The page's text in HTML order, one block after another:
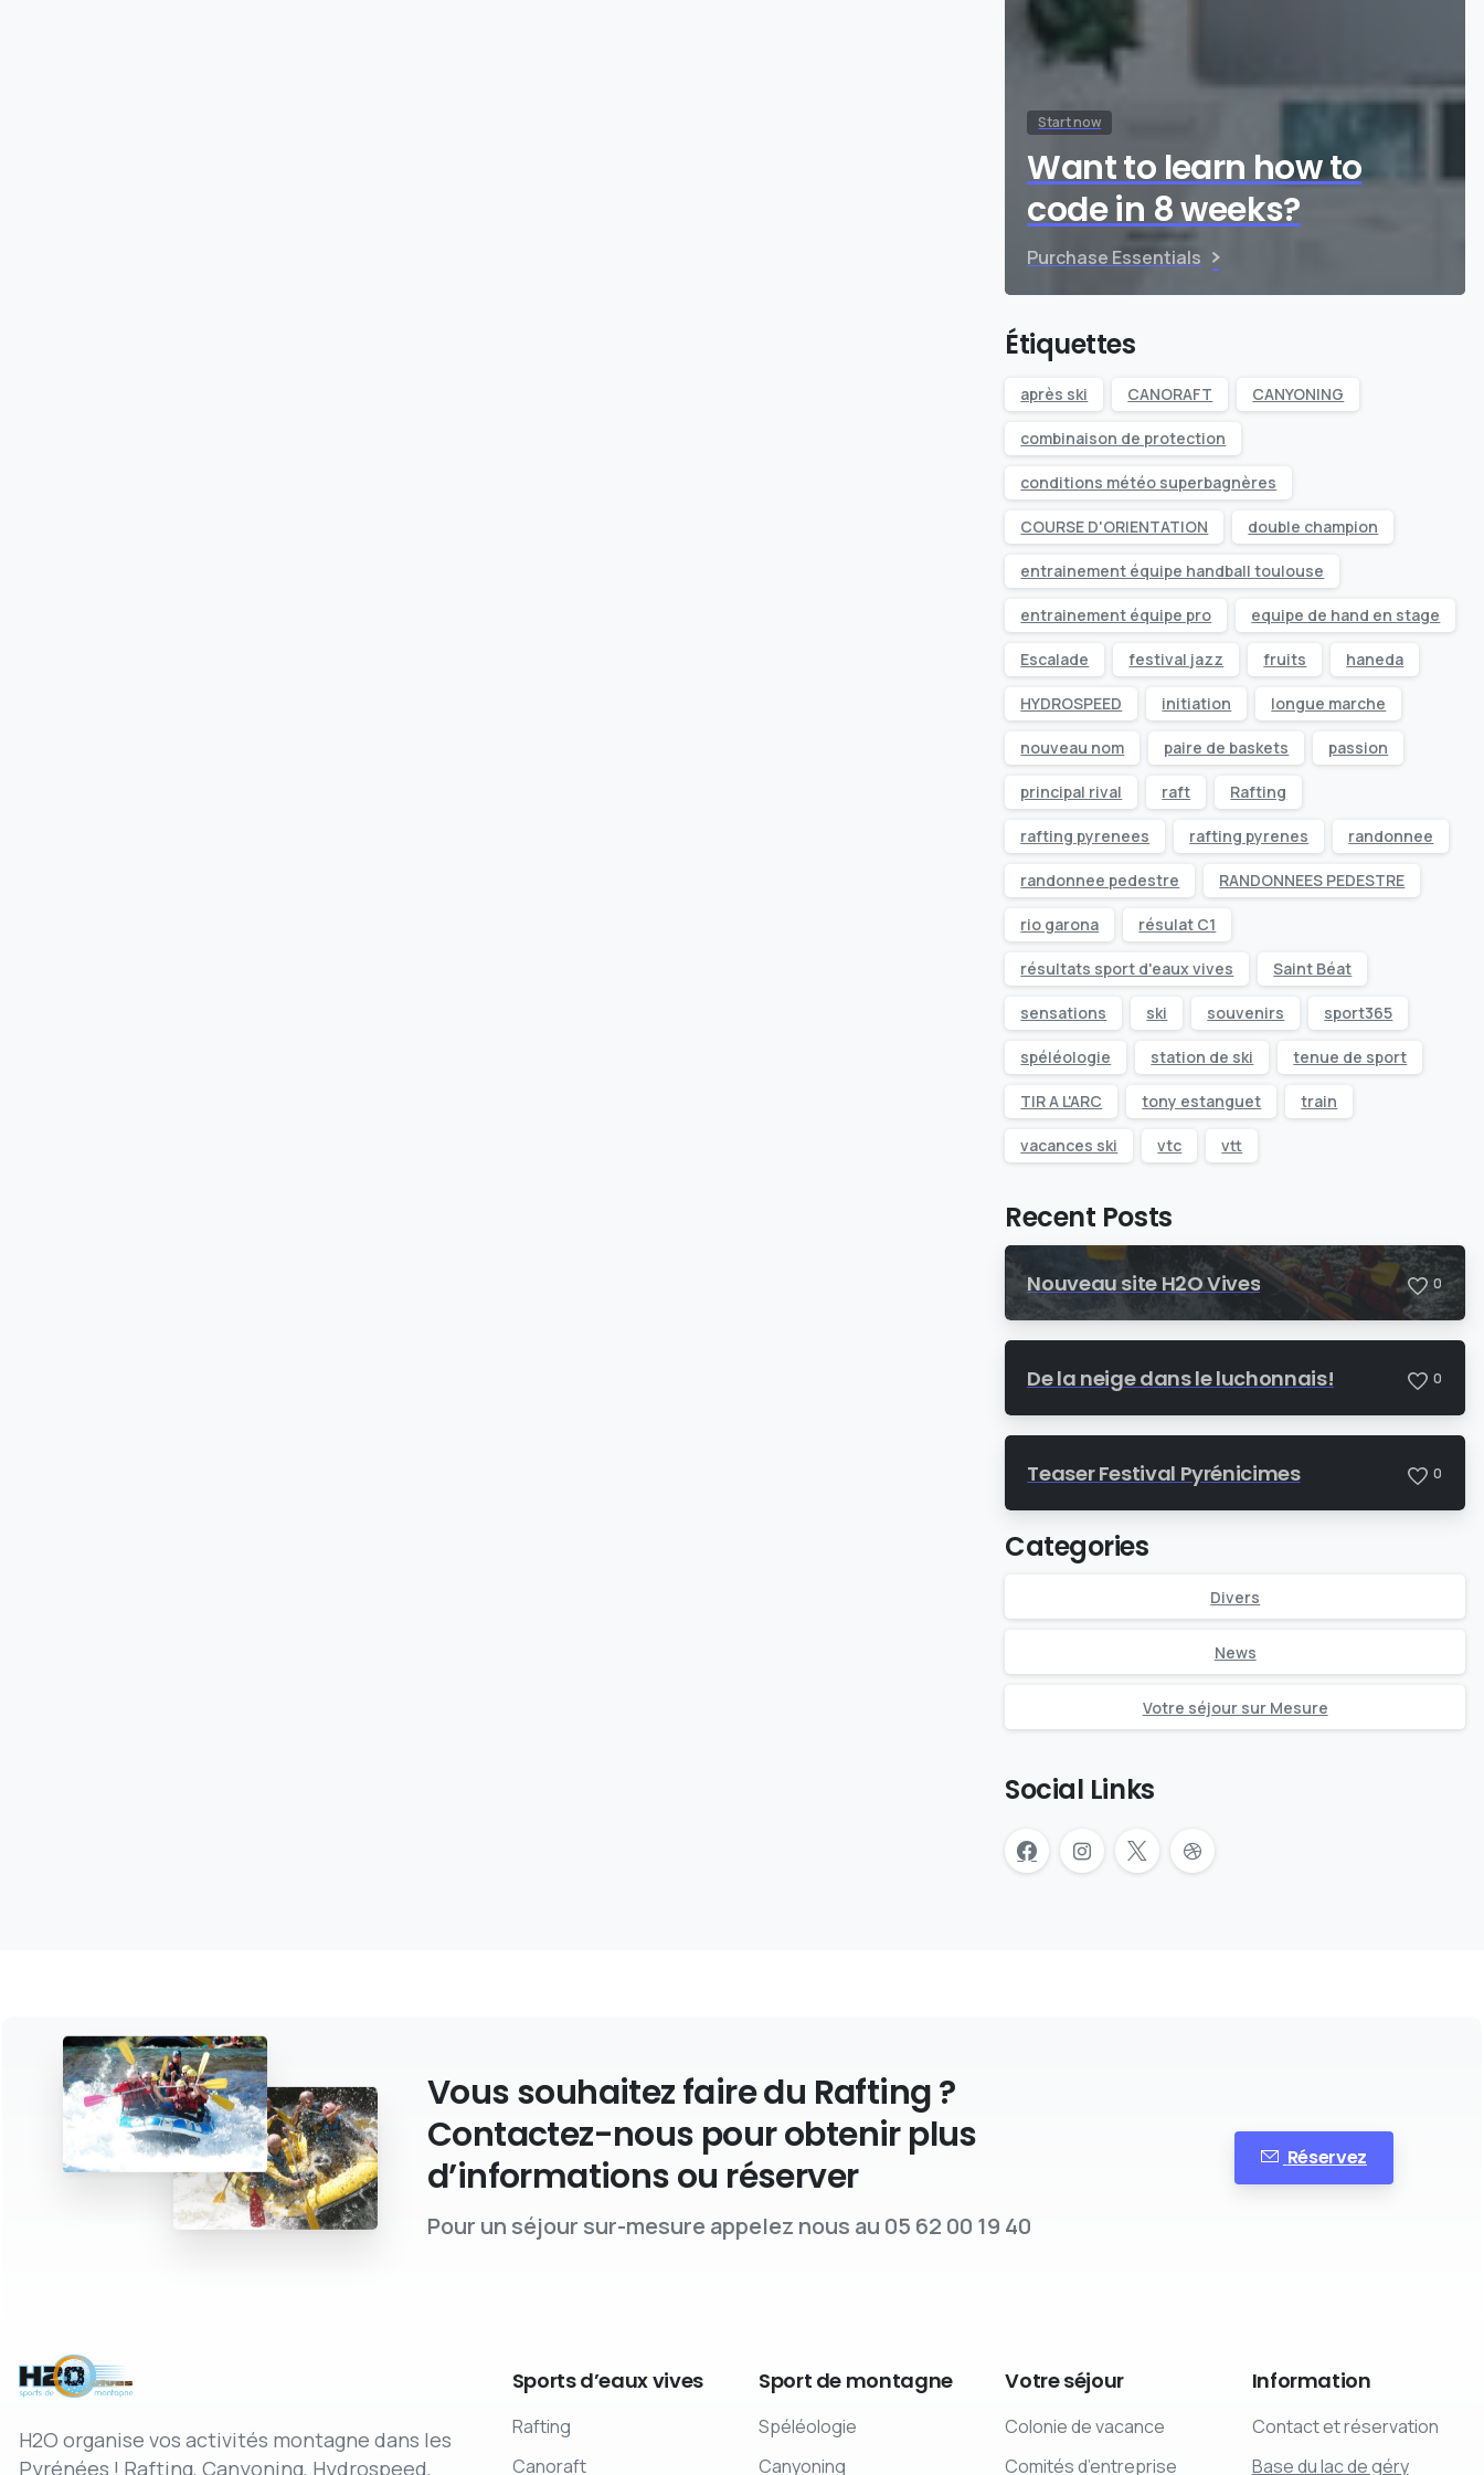
Start now
Want to learn how to
code in 8 weeks?
Purchase Essentials
Étiquettes
après ski CANORAFT CANYONING
combinaison de protection
conditions météo superbagnères
COURSE D'ORIENTATION double champion
entrainement équipe handball toulouse
entrainement équipe pro equipe de hand en stage
Escalade festival jazz fruits haneda
HYDROSPEED initiation longue marche
nouveau nom paire de baskets passion
principal rival raft Rafting
rafting pyrenees rafting pyrenes randonnee
randonnee pedestre RANDONNEES PEDESTRE
rio garona résulat C1
résultats sport d'eaux vives Saint Béat
sensations ski souvenirs sport365
spéléologie station de ski tenue de sport
TIR A L'ARC tony estanguet train
vacances ski vtc vtt
Recent Posts
Nouveau site H2O Vives 0
De la neige dans le luchonnais! 0
Teaser Festival Pyrénicimes 0
Categories
Divers
News
Votre séjour sur Mesure
Social Links
Vous souhaitez faire du Rafting ?
Contactez-nous pour obtenir plus
d’informations ou réserver
Pour un séjour sur-mesure appelez nous au 05 62 00 19 40
Réservez
H2O organise vos activités montagne dans les
Pyrénées ! Rafting, Canyoning, Hydrospeed,
Sportsd’eauxvives
Rafting
Canoraft
Sport de montagne
Spéléologie
Canyoning
Votreséjour
Colonie de vacance
Comités d’entreprise
Information
Contact et réservation
Base du lac de géry